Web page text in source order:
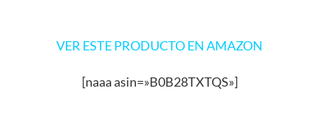
VER ESTE PRODUCTO EN AMAZON
[naaa asin=»B0B28TXTQS»]